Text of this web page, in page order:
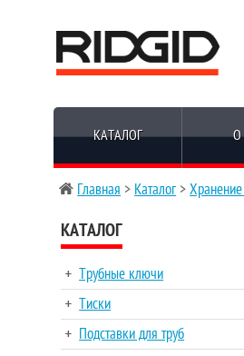
КАТАЛОГ О
Главная > Каталог >Хранение
КАТАЛОГ
Трубные ключи
Тиски
Подставки для труб